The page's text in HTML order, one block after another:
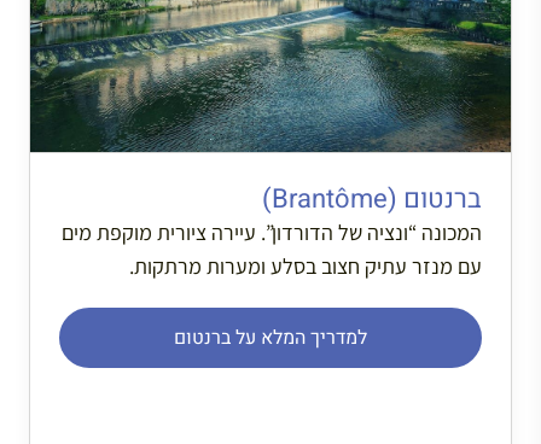
ברנטום (Brantôme)
המכונה “ונציה של הדורדון”. עיירה ציורית מוקפת מים
עם מנזר עתיק חצוב בסלע ומערות מרתקות.
למדריך המלא על ברנטום